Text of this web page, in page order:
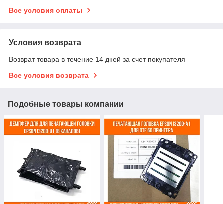
Все условия оплаты
Условия возврата
Возврат товара в течение 14 дней за счет покупателя
Все условия возврата
Подобные товары компании